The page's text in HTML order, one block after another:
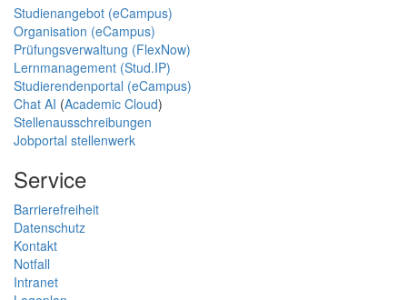
Studienangebot (eCampus)
Organisation (eCampus)
Prüfungsverwaltung (FlexNow)
Lernmanagement (Stud.IP)
Studierendenportal (eCampus)
Chat AI (Academic Cloud)
Stellenausschreibungen
Jobportal stellenwerk
Service
Barrierefreiheit
Datenschutz
Kontakt
Notfall
Intranet